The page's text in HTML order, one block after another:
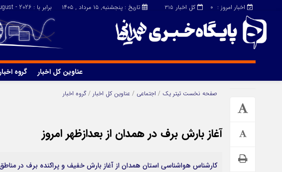
کل اخبار 315 اخبار امروز : 0 تاریخ : پنجشنبه, ۱۵ مرداد , ۱۴۰۵ برابر با : Thursday - 6 - August - 2026
عناوین کل اخبار گروه اخبار
چند رسانه دسترسی سریع صفحه نخست تیتر یک / اجتماعی / عناوین کل اخبار / گروه اخبار
آغاز بارش برف در همدان از بعدازظهر امروز
کارشناس هواشناسی استان همدان از آغاز بارش خفیف و پراکنده برف در